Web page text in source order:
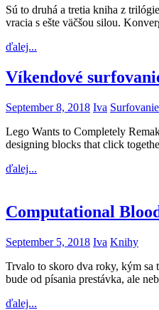
Sú to druhá a tretia kniha z
vracia s ešte väčšou silou.
ďalej...
Víkendové
September 8, 2018 Iva Surfovanie
Lego Wants to Completely
designing blocks that click
ďalej...
Computational
September 5, 2018 Iva Knihy
Trvalo to skoro dva roky, kým sa
bude od písania prestávka, ale
ďalej...